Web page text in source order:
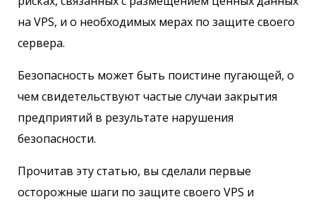
на VPS, и о необходимых мерах по защите своего
сервера.
Безопасность может быть поистине пугающей, о
чем свидетельствуют частые случаи закрытия
предприятий в результате нарушения
безопасности.
Прочитав эту статью, вы сделали первые
осторожные шаги по защите своего VPS и